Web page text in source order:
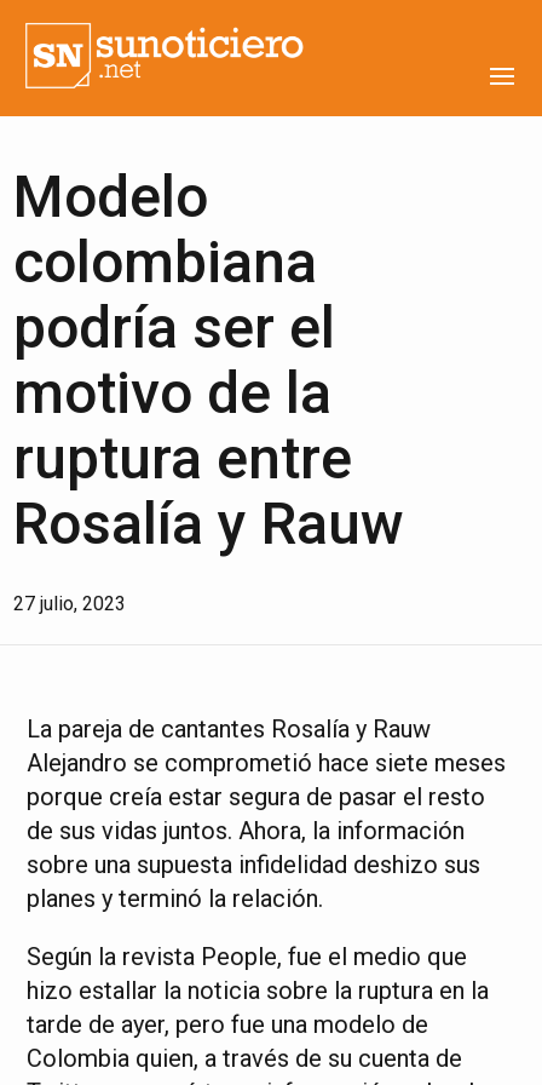
Modelo
colombiana
podría ser el
motivo de la
ruptura entre
Rosalía y Rauw
27 julio, 2023
La pareja de cantantes Rosalía y Rauw
Alejandro se comprometió hace siete meses
porque creía estar segura de pasar el resto
de sus vidas juntos. Ahora, la información
sobre una supuesta infidelidad deshizo sus
planes y terminó la relación.
Según la revista People, fue el medio que
hizo estallar la noticia sobre la ruptura en la
tarde de ayer, pero fue una modelo de
Colombia quien, a través de su cuenta de